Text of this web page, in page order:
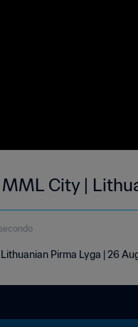
MML City |
Pirma Lyga | 26